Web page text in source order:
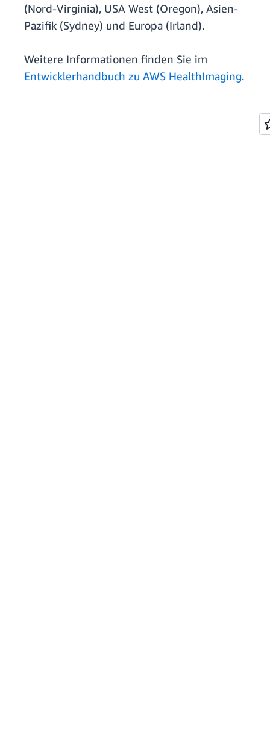
(Nord-Virginia), USA West (Oregon), Asien-
Pazifik (Sydney) und Europa (Irland).
Weitere Informationen finden Sie im
Entwicklerhandbuch zu AWS HealthImaging.